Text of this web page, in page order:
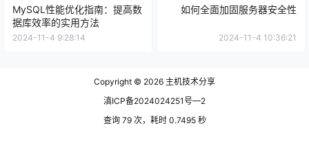
MySQL性能优化指南：提高数
据库效率的实用方法
2024-11-4 9:28:14
如何全面加固服务器安全性
2024-11-4 10:36:21
Copyright © 2026 主机技术分享
滇ICP备2024024251号—2
查询 79 次，耗时 0.7495 秒